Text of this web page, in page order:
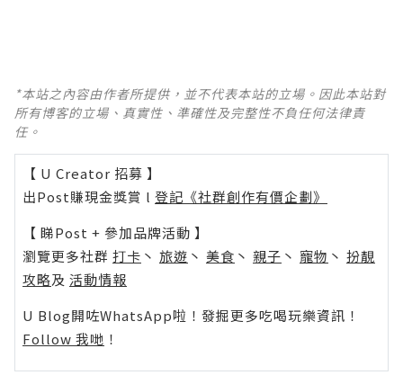
*本站之內容由作者所提供，並不代表本站的立場。因此本站對
所有博客的立場、真實性、準確性及完整性不負任何法律責
任。
【 U Creator 招募 】
出Post賺現金獎賞 l 登記《社群創作有價企劃》
【 睇Post + 參加品牌活動 】
瀏覽更多社群 打卡 丶 旅遊 丶 美食 丶 親子 丶 寵物 丶 扮靚
攻略及 活動情報
U Blog開咗WhatsApp啦！發掘更多吃喝玩樂資訊！
Follow 我哋 ！